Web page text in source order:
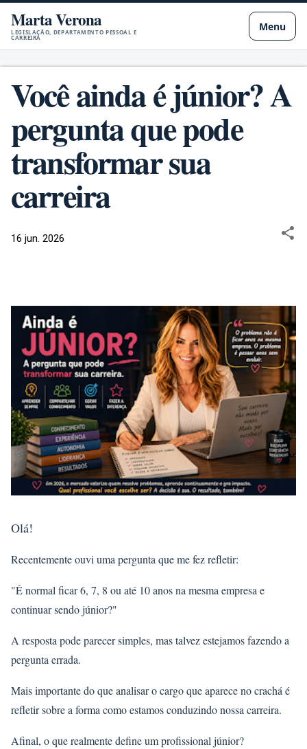
Pular para o conteúdo principal
Marta Verona
LEGISLAÇÃO, DEPARTAMENTO PESSOAL E
CARREIRA
Menu
Você ainda é júnior? A
pergunta que pode
transformar sua
carreira
16 jun. 2026
Olá!
Recentemente ouvi uma pergunta que me fez refletir:
"É normal ficar 6, 7, 8 ou até 10 anos na mesma empresa e
continuar sendo júnior?"
A resposta pode parecer simples, mas talvez estejamos fazendo a
pergunta errada.
Mais importante do que analisar o cargo que aparece no crachá é
refletir sobre a forma como estamos conduzindo nossa carreira.
Afinal, o que realmente define um profissional júnior?